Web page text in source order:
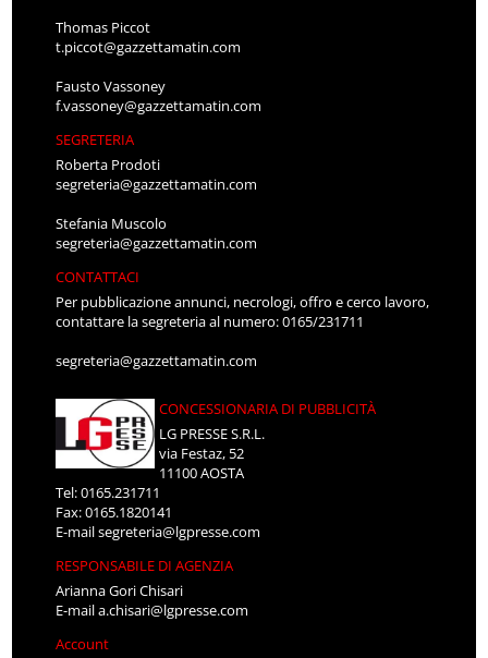
Thomas Piccot
t.piccot@gazzettamatin.com
Fausto Vassoney
f.vassoney@gazzettamatin.com
SEGRETERIA
Roberta Prodoti
segreteria@gazzettamatin.com
Stefania Muscolo
segreteria@gazzettamatin.com
CONTATTACI
Per pubblicazione annunci, necrologi, offro e cerco lavoro,
contattare la segreteria al numero: 0165/231711
segreteria@gazzettamatin.com
CONCESSIONARIA DI PUBBLICITÀ
LG PRESSE S.R.L.
via Festaz, 52
11100 AOSTA
Tel: 0165.231711
Fax: 0165.1820141
E-mailsegreteria@lgpresse.com
RESPONSABILE DI AGENZIA
Arianna Gori Chisari
E-maila.chisari@lgpresse.com
Account